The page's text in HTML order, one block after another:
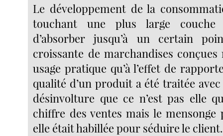
Le développement de la
touchant une plus large couche
d’absorber jusqu’à un certain
croissante de marchandises
usage pratique qu’à l’effet de
qualité d’un produit a été traitée
désinvolture que ce n’est pas elle
chiffre des ventes mais le
elle était habillée pour séduire le client.